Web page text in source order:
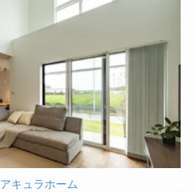
アキュラホーム